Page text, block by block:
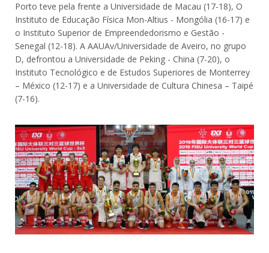
Porto teve pela frente a Universidade de Macau (17-18), O
Instituto de Educação Física Mon-Altius - Mongólia (16-17) e
o Instituto Superior de Empreendedorismo e Gestão -
Senegal (12-18). A AAUAv/Universidade de Aveiro, no grupo
D, defrontou a Universidade de Peking - China (7-20), o
Instituto Tecnológico e de Estudos Superiores de Monterrey
– México (12-17) e a Universidade de Cultura Chinesa – Taipé
(7-16).